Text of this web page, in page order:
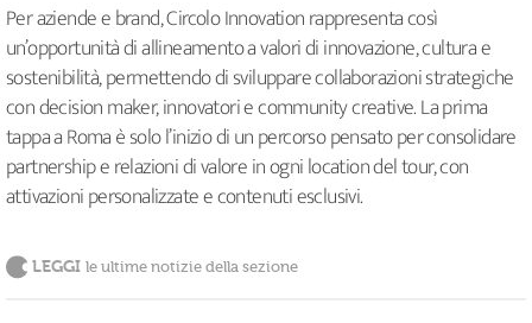
Per aziende e brand, Circolo Innovation rappresenta così
un’opportunità di allineamento a valori di innovazione, cultura e
sostenibilità, permettendo di sviluppare collaborazioni strategiche
con decision maker, innovatori e community creative. La prima
tappa a Roma è solo l’inizio di un percorso pensato per consolidare
partnership e relazioni di valore in ogni location del tour, con
attivazioni personalizzate e contenuti esclusivi.
LEGGI le ultime notizie della sezione